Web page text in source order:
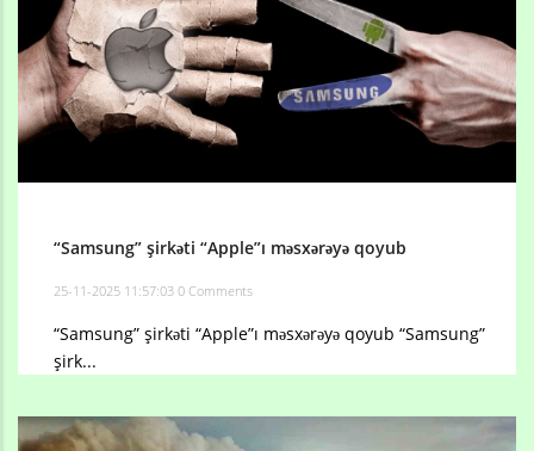
“Samsung” şirkəti “Apple”ı məsxərəyə qoyub
25-11-2025 11:57:03 0 Comments
“Samsung” şirkəti “Apple”ı məsxərəyə qoyub “Samsung”
şirk...